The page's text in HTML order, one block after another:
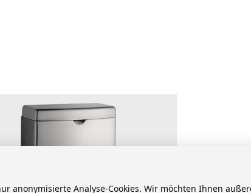
anonymisierte Analyse-Cookies. Wir möchten Ihnen